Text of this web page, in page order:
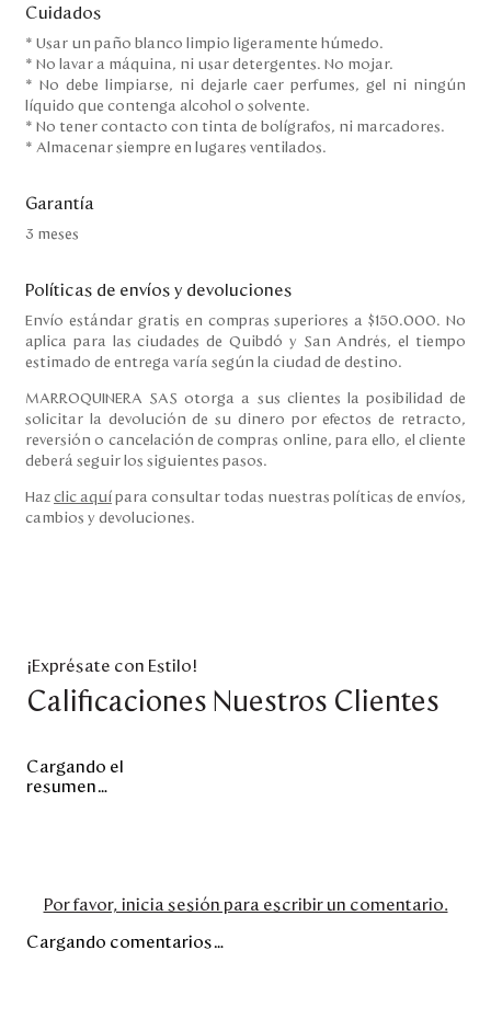
Cuidados
* Usar un paño blanco limpio ligeramente húmedo.
* No lavar a máquina, ni usar detergentes. No mojar.
* No debe limpiarse, ni dejarle caer perfumes, gel ni ningún
líquido que contenga alcohol o solvente.
* No tener contacto con tinta de bolígrafos, ni marcadores.
* Almacenar siempre en lugares ventilados.
Garantía
3 meses
Políticas de envíos y devoluciones
Envío estándar gratis en compras superiores a $150.000. No
aplica para las ciudades de Quibdó y San Andrés, el tiempo
estimado de entrega varía según la ciudad de destino.
MARROQUINERA SAS otorga a sus clientes la posibilidad de
solicitar la devolución de su dinero por efectos de retracto,
reversión o cancelación de compras online, para ello, el cliente
deberá seguir los siguientes pasos.
Haz clic aquí para consultar todas nuestras políticas de envíos,
cambios y devoluciones.
¡Exprésate con Estilo!
Calificaciones Nuestros Clientes
Cargando el
resumen…
Por favor, inicia sesión para escribir un comentario.
Cargando comentarios…